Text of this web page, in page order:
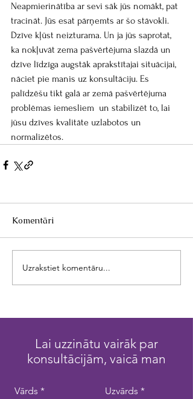
Neapmierinātība ar sevi sāk jūs nomākt, pat
tracināt. Jūs esat pārņemts ar šo stāvokli.
Dzīve kļūst neizturama. Un ja jūs saprotat,
ka nokļuvāt zema pašvērtējuma slazdā un
dzīve līdzīga augstāk aprakstītajai situācijai,
nāciet pie manis uz konsultāciju. Es
palīdzēšu tikt galā ar zemā pašvērtējuma
problēmas iemesliem  un stabilizēt to, lai
jūsu dzīves kvalitāte uzlabotos un
normalizētos.
Komentāri
Uzrakstiet komentāru...
Lai uzzinātu vairāk par
konsultācijām, vaicā man
Vārds Uzvārds